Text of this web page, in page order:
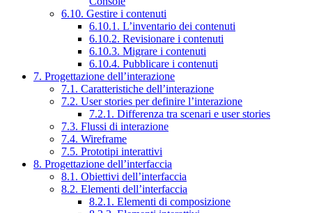
6.10. Gestire i contenuti
6.10.1. L’inventario dei contenuti
6.10.2. Revisionare i contenuti
6.10.3. Migrare i contenuti
6.10.4. Pubblicare i contenuti
7. Progettazione dell’interazione
7.1. Caratteristiche dell’interazione
7.2. User stories per definire l’interazione
7.2.1. Differenza tra scenari e user stories
7.3. Flussi di interazione
7.4. Wireframe
7.5. Prototipi interattivi
8. Progettazione dell’interfaccia
8.1. Obiettivi dell’interfaccia
8.2. Elementi dell’interfaccia
8.2.1. Elementi di composizione